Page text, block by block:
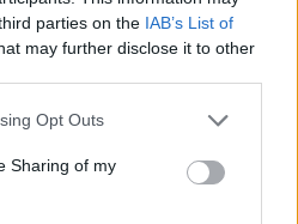
parties on the IAB’s List of
may further disclose it to other
Opt Outs
Sharing of my
poda, labāk sagaidīt,
tad to pārstādīt miera
to darīt ziemā, jo